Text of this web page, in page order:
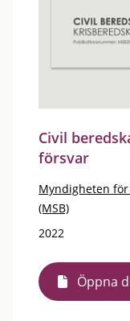
Civil
försvar
Myndigheten
(MSB)
2022
Öppna